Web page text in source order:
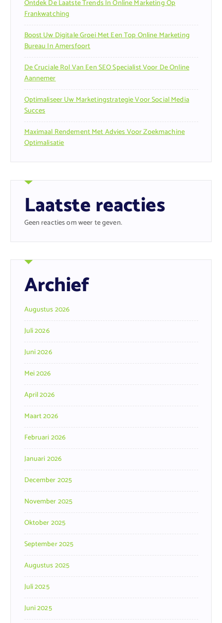
Ontdek De Laatste Trends In Online Marketing Op
Frankwatching
Boost Uw Digitale Groei Met Een Top Online Marketing
Bureau In Amersfoort
De Cruciale Rol Van Een SEO Specialist Voor De Online
Aannemer
Optimaliseer Uw Marketingstrategie Voor Social Media
Succes
Maximaal Rendement Met Advies Voor Zoekmachine
Optimalisatie
Laatste reacties
Geen reacties om weer te geven.
Archief
Augustus 2026
Juli 2026
Juni 2026
Mei 2026
April 2026
Maart 2026
Februari 2026
Januari 2026
December 2025
November 2025
Oktober 2025
September 2025
Augustus 2025
Juli 2025
Juni 2025